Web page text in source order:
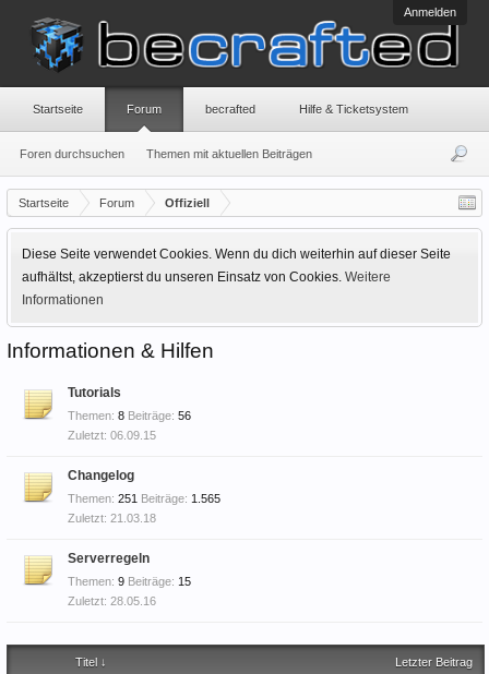
Anmelden
Startseite Forum Offiziell
Diese Seite verwendet Cookies. Wenn du dich weiterhin auf dieser Seite
aufhältst, akzeptierst du unseren Einsatz von Cookies. Weitere
Informationen
Informationen & Hilfen
Tutorials
Themen: 8 Beiträge: 56
06.09.15
Changelog
Themen: 251 Beiträge: 1.565
21.03.18
Serverregeln
Themen: 9 Beiträge: 15
28.05.16
Titel ↓ Letzter Beitrag
Startseite Forum
Foren durchsuchen Themen mit aktuellen Beiträgen
becrafted Hilfe & Ticketsystem